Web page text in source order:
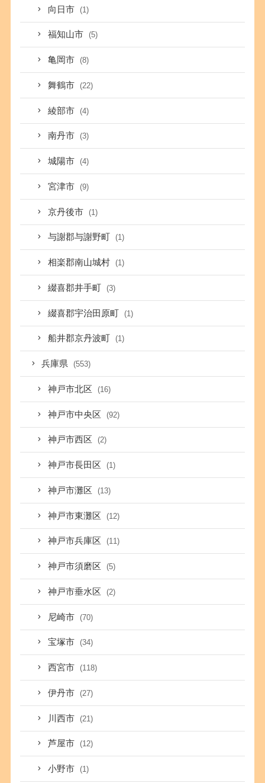
向日市 (1)
福知山市 (5)
亀岡市 (8)
舞鶴市 (22)
綾部市 (4)
南丹市 (3)
城陽市 (4)
宮津市 (9)
京丹後市 (1)
与謝郡与謝野町 (1)
相楽郡南山城村 (1)
綴喜郡井手町 (3)
綴喜郡宇治田原町 (1)
船井郡京丹波町 (1)
兵庫県 (553)
神戸市北区 (16)
神戸市中央区 (92)
神戸市西区 (2)
神戸市長田区 (1)
神戸市灘区 (13)
神戸市東灘区 (12)
神戸市兵庫区 (11)
神戸市須磨区 (5)
神戸市垂水区 (2)
尼崎市 (70)
宝塚市 (34)
西宮市 (118)
伊丹市 (27)
川西市 (21)
芦屋市 (12)
小野市 (1)